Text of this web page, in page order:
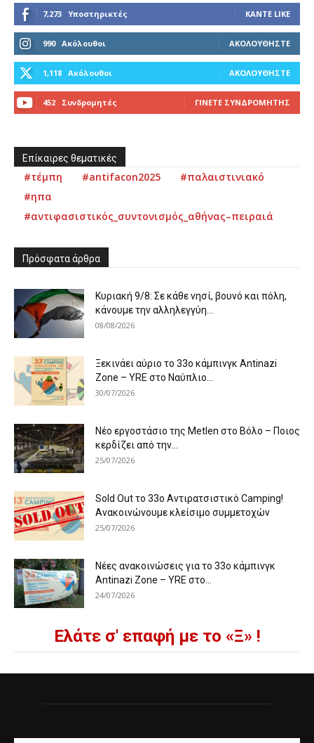
7,273 Υποστηρικτές ΚΆΝΤΕ LIKE
990 Ακόλουθοι ΑΚΟΛΟΥΘΉΣΤΕ
1,118 Ακόλουθοι ΑΚΟΛΟΥΘΉΣΤΕ
452 Συνδρομητές ΓΊΝΕΤΕ ΣΥΝΔΡΟΜΗΤΉΣ
Επίκαιρες θεματικές
#τέμπη #antifacon2025
#παλαιστινιακό
#ηπα
#αντιφασιστικός_συντονισμός_αθήνας–πειραιά
Πρόσφατα άρθρα
Κυριακή 9/8: Σε κάθε νησί, βουνό και πόλη,
κάνουμε την αλληλεγγύη...
08/08/2026
Ξεκινάει αύριο το 33ο κάμπινγκ Antinazi
Zone – YRE στο Ναύπλιο...
30/07/2026
Νέο εργοστάσιο της Metlen στο Βόλο – Ποιος
κερδίζει από την...
25/07/2026
Sold Out το 33ο Αντιρατσιστικό Camping!
Ανακοινώνουμε κλείσιμο συμμετοχών
25/07/2026
Νέες ανακοινώσεις για το 33ο κάμπινγκ
Antinazi Zone – YRE στο...
24/07/2026
Ελάτε σ' επαφή με το «Ξ» !